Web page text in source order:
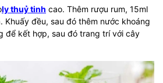
ly thuỷ tinh cao. Thêm rượu rum, 15ml
Khuấy đều, sau đó thêm nước khoáng
để kết hợp, sau đó trang trí với cây